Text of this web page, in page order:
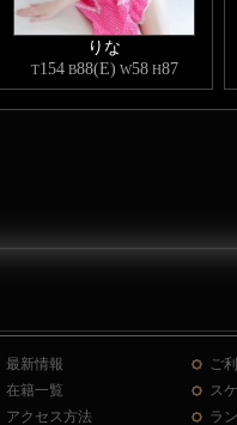
りな
T154 B88(E) W58 H87
最新情報
ご
在籍一覧
ス
アクセス方法
ラ